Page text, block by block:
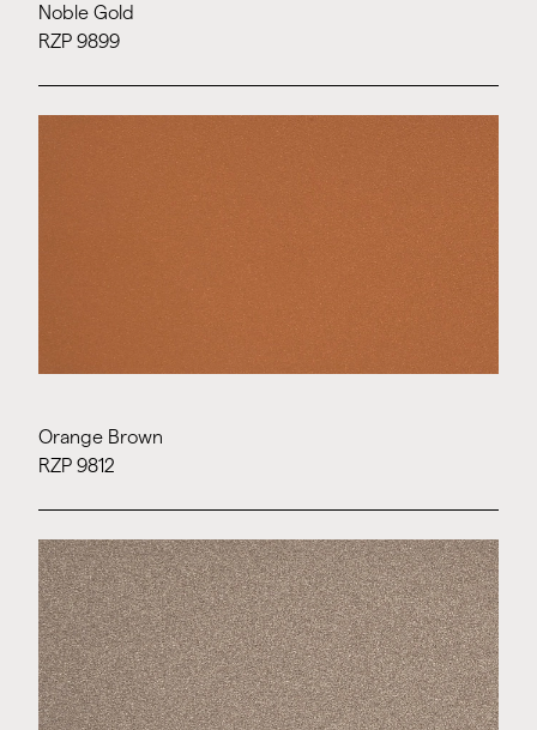
Noble Gold
RZP 9899
Orange Brown
RZP 9812